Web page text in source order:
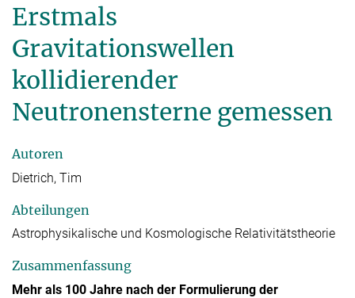
Erstmals
Gravitationswellen
kollidierender
Neutronensterne gemessen
Autoren
Dietrich, Tim
Abteilungen
Astrophysikalische und Kosmologische Relativitätstheorie
Zusammenfassung
Mehr als 100 Jahre nach der Formulierung der